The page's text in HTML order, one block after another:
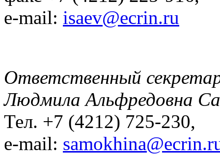
e-mail: isaev@ecrin.ru
Ответственный
Людмила Альфредовна
Тел. +7 (4212) 725-230,
e-mail: